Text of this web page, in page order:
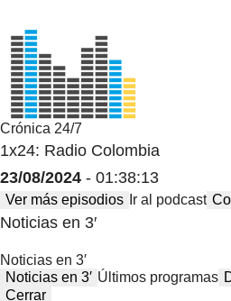
Crónica 24/7
1x24: Radio Colombia
23/08/2024 - 01:38:13
Ver más episodios Ir al podcast
Noticias en 3′
Noticias en 3′
Noticias en 3′ Últimos programas
Cerrar